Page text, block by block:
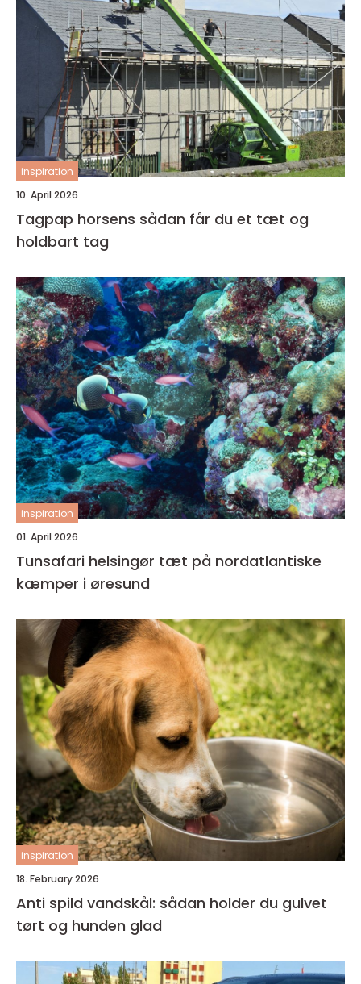
inspiration
10. April 2026
Tagpap horsens sådan får du et tæt og
holdbart tag
inspiration
01. April 2026
Tunsafari helsingør tæt på nordatlantiske
kæmper i øresund
inspiration
18. February 2026
Anti spild vandskål: sådan holder du gulvet
tørt og hunden glad